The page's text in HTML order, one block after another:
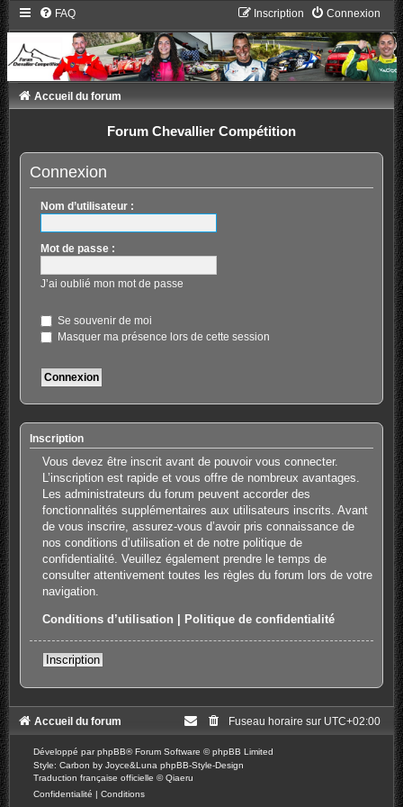
FAQ Connexion
Inscription
Accueil du forum
Forum Chevallier Compétition
Connexion
Nom d’utilisateur :
Mot de passe :
J’ai oublié mon mot de passe
Se souvenir de moi
Masquer ma présence lors de cette session
Inscription
Vous devez être inscrit avant de pouvoir vous connecter.
L’inscription est rapide et vous offre de nombreux avantages.
Les administrateurs du forum peuvent accorder des
fonctionnalités supplémentaires aux utilisateurs inscrits. Avant
de vous inscrire, assurez-vous d’avoir pris connaissance de
nos conditions d’utilisation et de notre politique de
confidentialité. Veuillez également prendre le temps de
consulter attentivement toutes les règles du forum lors de votre
navigation.
Conditions d’utilisation Politique de confidentialité
Inscription
Accueil du forum Fuseau horaire sur UTC+02:00
Développé parphpBB® Forum Software © phpBB Limited
Style: Carbon by Joyce&Luna phpBB-Style-Design
Traduction française officielle ©Qiaeru
Confidentialité | Conditions